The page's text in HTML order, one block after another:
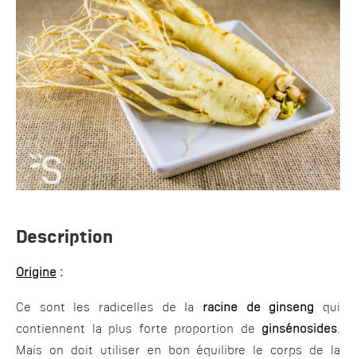
Description
Origine :
Ce sont les radicelles de la racine de ginseng qui
contiennent la plus forte proportion de ginsénosides.
Mais on doit utiliser en bon équilibre le corps de la